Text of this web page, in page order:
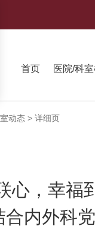
首页 医院/科
动态 > 详细页
心，幸
内外科